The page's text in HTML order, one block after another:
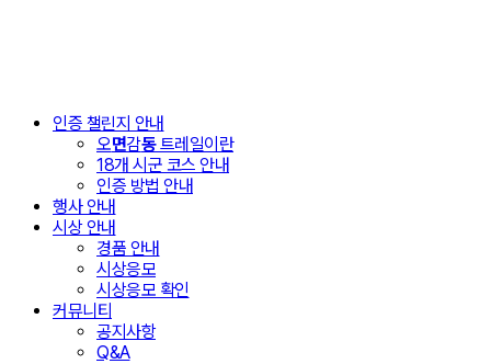
인증 챌린지 안내
오면감동트레일이란
18개 시군 코스 안내
인증 방법 안내
행사 안내
시상 안내
경품 안내
시상응모
시상응모 확인
커뮤니티
공지사항
Q&A